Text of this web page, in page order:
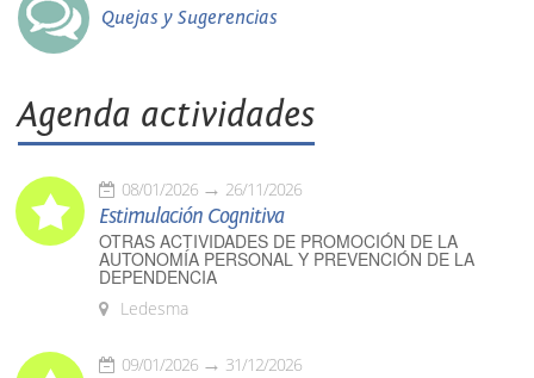
Quejas y Sugerencias
Agenda actividades
08/01/2026 26/11/2026
Estimulación Cognitiva
OTRAS ACTIVIDADES DE PROMOCIÓN DE LA
AUTONOMÍA PERSONAL Y PREVENCIÓN DE LA
DEPENDENCIA
Ledesma
09/01/2026 31/12/2026